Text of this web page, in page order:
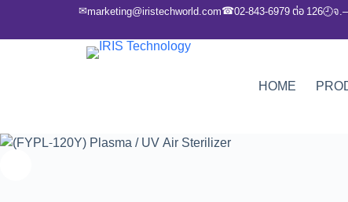
✉marketing@iristechworld.com☎02-843-6979 ต่อ 126🕘จ
HOME